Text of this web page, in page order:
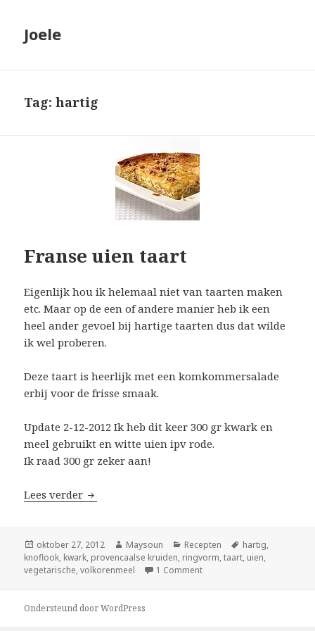
Joele
Tag: hartig
Franse uien taart
Eigenlijk hou ik helemaal niet van taarten maken
etc. Maar op de een of andere manier heb ik een
heel ander gevoel bij hartige taarten dus dat wilde
ik wel proberen.
Deze taart is heerlijk met een komkommersalade
erbij voor de frisse smaak.
Update 2-12-2012 Ik heb dit keer 300 gr kwark en
meel gebruikt en witte uien ipv rode.
Ik raad 300 gr zeker aan!
Lees verder Franse uien taart
Geplaatst
op
oktober 27, 2012 Auteur
Maysoun Categorieën
Recepten Tags
hartig,
knoflook, kwark, provencaalse kruiden, ringvorm,taart, uien,
vegetarische,volkorenmeel 1 Comment
Ondersteund door WordPress